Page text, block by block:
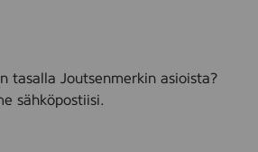
tasalla Joutsenmerkin asioista?
sähköpostiisi.